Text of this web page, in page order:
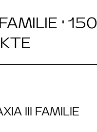
· 150
III FAMILIE